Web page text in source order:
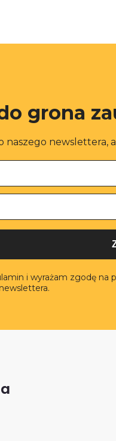
grona
naszego newslettera,
i wyrażam zgodę na